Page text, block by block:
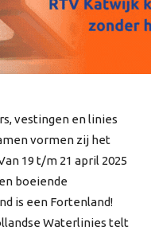
vestingen en linies
vormen zij het
19 t/m 21 april 2025
boeiende
is een Fortenland!
Waterlinies telt